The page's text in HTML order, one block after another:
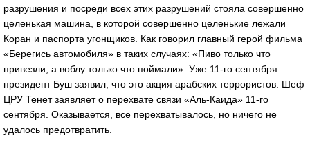
разрушения и посреди всех этих разрушений стояла совершенно
целенькая машина, в которой совершенно целенькие лежали
Коран и паспорта угонщиков. Как говорил главный герой фильма
«Берегись автомобиля» в таких случаях: «Пиво только что
привезли, а воблу только что поймали». Уже 11-го сентября
президент Буш заявил, что это акция арабских террористов. Шеф
ЦРУ Тенет заявляет о перехвате связи «Аль-Каида» 11-го
сентября. Оказывается, все перехватывалось, но ничего не
удалось предотвратить.